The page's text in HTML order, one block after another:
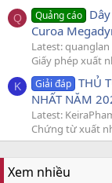
Q Quảng cáo
Curoa
Latest: quanglan
Giấy phép xuất
K Giải đáp THỦ
NHẤT NĂM
Latest:
Chứng từ xuất
Xem nhiều